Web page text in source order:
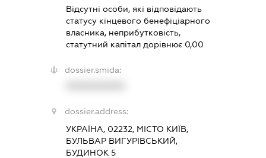
Відсутні особи, які відповідають
статусу кінцевого бенефіціарного
власника, неприбутковість,
статутний капітал дорівнює 0,00
dossier.smida:
dossier.address:
УКРАЇНА, 02232, МІСТО КИЇВ,
БУЛЬВАР ВИГУРІВСЬКИЙ,
БУДИНОК 5